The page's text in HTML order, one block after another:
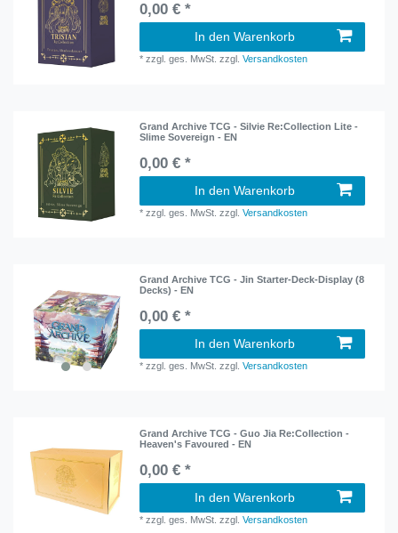
0,00 € *
In den Warenkorb
*zzgl. ges. MwSt. zzgl.Versandkosten
Grand Archive TCG - Silvie Re:Collection Lite -
Slime Sovereign - EN
0,00 € *
In den Warenkorb
*zzgl. ges. MwSt. zzgl.Versandkosten
Grand Archive TCG - Jin Starter-Deck-Display (8
Decks) - EN
0,00 € *
In den Warenkorb
*zzgl. ges. MwSt. zzgl.Versandkosten
Grand Archive TCG - Guo Jia Re:Collection -
Heaven's Favoured - EN
0,00 € *
In den Warenkorb
*zzgl. ges. MwSt. zzgl.Versandkosten